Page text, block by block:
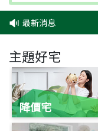
最新消息
主題好宅
降價宅